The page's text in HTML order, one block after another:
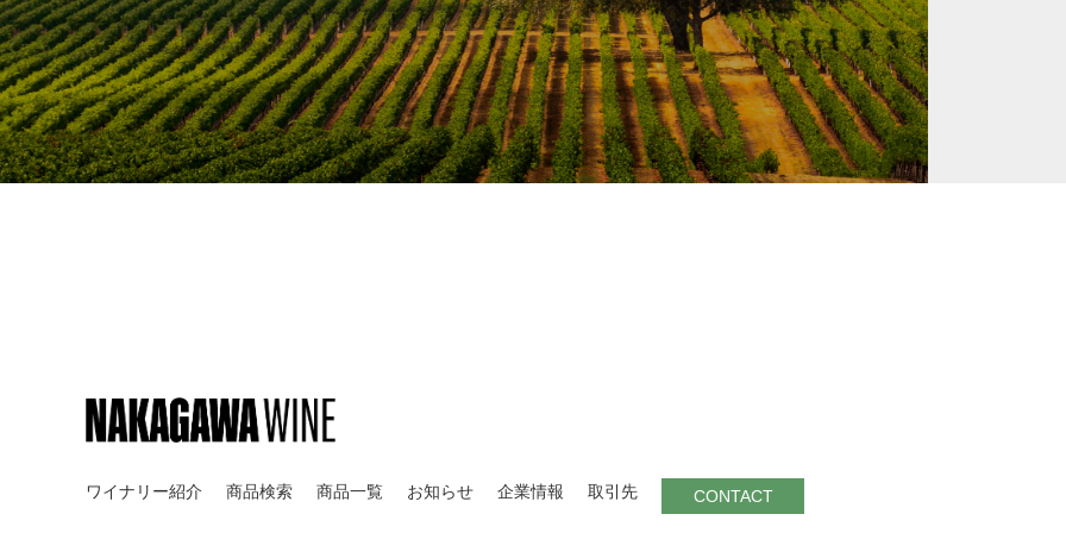
ワイナリー紹介 商品検索 商品一覧 お知らせ 企業情報 取引先 CONTACT